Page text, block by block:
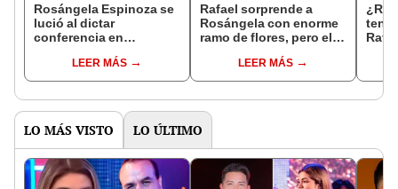
Rosángela Espinoza se
lució al dictar
conferencia en
esfuerzo tiene su
recompensa"
LEER MÁS
Rafael sorprende a
Rosángela con enorme
ramo de flores, pero ella
LEER MÁS
LO MÁS VISTO LO ÚLTIMO